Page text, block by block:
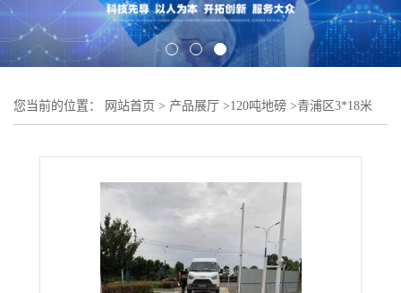
您当前的位置： 网站首页 > 产品展厅 >120吨地磅 >青浦区3*18米